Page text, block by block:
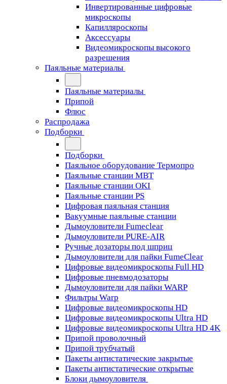
Инвертированные цифровые
микроскопы
Капилляроскопы
Аксессуары
Видеомикроскопы высокого
разрешения
Паяльные материалы
Паяльные материалы
Припой
Флюс
Распродажа
Подборки
Подборки
Паяльное оборудование Термопро
Паяльные станции MBT
Паяльные станции OKI
Паяльные станции PS
Цифровая паяльная станция
Вакуумные паяльные станции
Дымоуловители Fumeclear
Дымоуловители PURE-AIR
Ручные дозаторы под шприц
Дымоуловители для пайки FumeClear
Цифровые видеомикроскопы Full HD
Цифровые пневмодозаторы
Дымоуловители для пайки WARP
Фильтры Warp
Цифровые видеомикроскопы HD
Цифровые видеомикроскопы Ultra HD
Цифровые видеомикроскопы Ultra HD 4K
Припой проволочный
Припой трубчатый
Пакеты антистатические закрытые
Пакеты антистатические открытые
Блоки дымоуловителя